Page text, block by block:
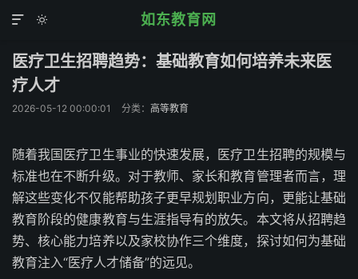
如东教育网


医疗卫生招聘趋势：基础教育如何培养未来医
疗人才
2026-05-12 00:00:01 分类： 高等教育
随着我国医疗卫生事业的快速发展，医疗卫生招聘的规模与
标准也在不断升级。对于教师、家长和教育管理者而言，理
解这些变化不仅能帮助孩子更早规划职业方向，更能让基础
教育阶段的健康教育与生涯指导有的放矢。本文将从招聘趋
势、核心能力培养以及家校协作三个维度，探讨如何为基础
教育注入“医疗人才储备”的远见。